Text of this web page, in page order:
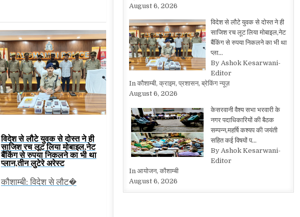
विदेश से लौटे युवक से दोस्त ने ही
साजिश रच लूट लिया मोबाइल,नेट
बैंकिंग से रुपया निकलने का भी था
प्लान,तीन लुटेरे अरेस्ट
कौशाम्बी: विदेश से लौट�
August 6, 2026
विदेश से लौटे युवक से दोस्त ने ही
साजिश रच लूट लिया मोबाइल,नेट
बैंकिंग से रुपया निकलने का भी था
प्ला…
By Ashok Kesarwani-
Editor
In कौशाम्बी, क्राइम, प्रशासन, ब्रेकिंग न्यूज़
August 6, 2026
केसरवानी वैश्य सभा भरवारी के
नगर पदाधिकारियों की बैठक
सम्पन्न,महर्षि कश्यप की जयंती
सहित कई विषयों प…
By Ashok Kesarwani-
Editor
In आयोजन, कौशाम्बी
August 6, 2026